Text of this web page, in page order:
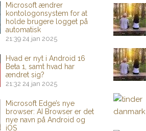
Microsoft ændrer
kontologonsystem for at
holde brugere logget på
automatisk
21:39 24 jan 2025
Hvad er nyt i Android 16
Beta 1, samt hvad har
ændret sig?
21:32 24 jan 2025
Microsoft Edge’s nye
browser: AI Browser er det
nye navn på Android og
iOS